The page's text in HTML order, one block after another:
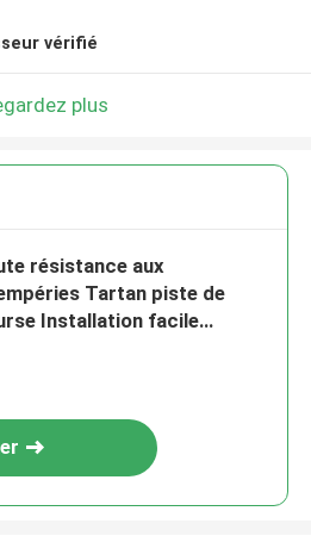
vérifié
plus
résistance aux
Tartan piste de
Installation facile